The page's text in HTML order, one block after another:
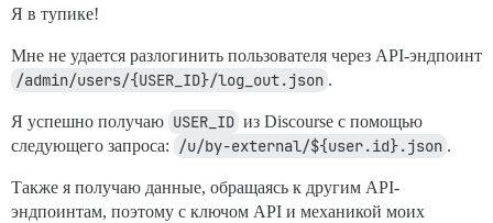
Я в тупике!
Мне не удается разлогинить пользователя через API-эндпоинт
/admin/users/{USER_ID}/log_out.json .
Я успешно получаю USER_ID из Discourse с помощью
следующего запроса:
/u/by-external/${user.id}.json .
Также я получаю данные, обращаясь к другим API-
эндпоинтам, поэтому с ключом API и механикой моих